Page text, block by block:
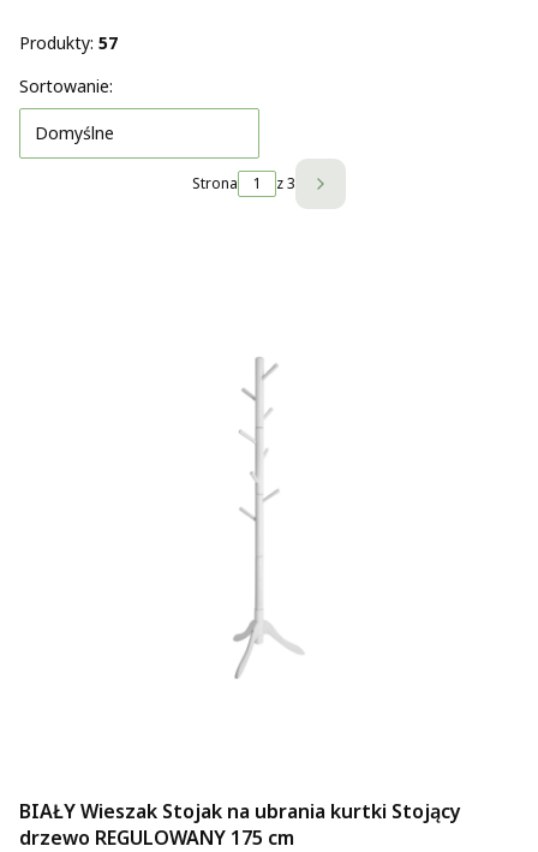
Produkty: 57
Lista produktów
Sortowanie:
Domyślne
Strona z 3 Następne produkty
BIAŁY Wieszak Stojak na ubrania kurtki Stojący
drzewo REGULOWANY 175 cm